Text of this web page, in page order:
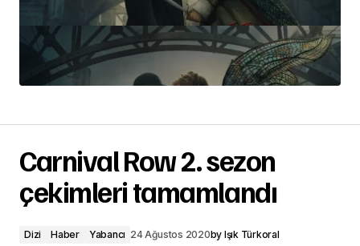
Carnival Row 2. sezon
çekimleri tamamlandı
Dizi Haber Yabancı 24 Ağustos 2020by Işık Türkoral